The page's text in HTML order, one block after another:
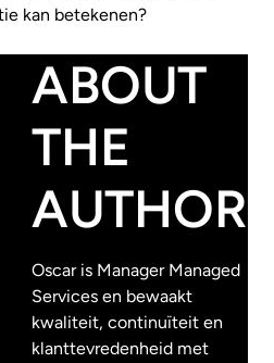
kan betekenen?
ABOUT
THE
AUTHOR
Oscar is Manager Managed
Services en bewaakt
kwaliteit, continuïteit en
klanttevredenheid met